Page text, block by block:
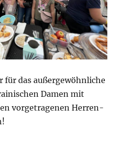
das außergewöhnliche
Damen mit
vorgetragenen Herren-